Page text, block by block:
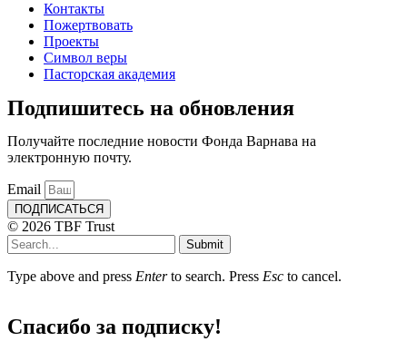
Контакты
Пожертвовать
Проекты
Символ веры
Пасторская академия
Подпишитесь на обновления
Получайте последние новости Фонда Варнава на
электронную почту.
Email
ПОДПИСАТЬСЯ
© 2026 TBF Trust
Submit
Type above and press Enterto search. Press Esc to cancel.
Спасибо за подписку!